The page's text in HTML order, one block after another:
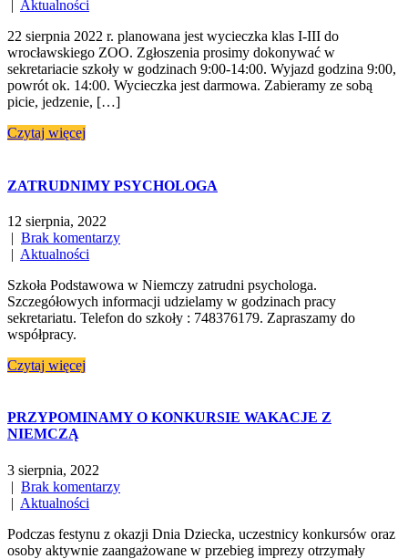
Aktualności
22 sierpnia 2022 r. planowana jest wycieczka klas I-III do
wrocławskiego ZOO. Zgłoszenia prosimy dokonywać w
sekretariacie szkoły w godzinach 9:00-14:00. Wyjazd godzina 9:00,
powrót ok. 14:00. Wycieczka jest darmowa. Zabieramy ze sobą
picie, jedzenie, […]
Czytaj więcej
ZATRUDNIMY PSYCHOLOGA
12 sierpnia, 2022
| Brak komentarzy
| Aktualności
Szkoła Podstawowa w Niemczy zatrudni psychologa.
Szczegółowych informacji udzielamy w godzinach pracy
sekretariatu. Telefon do szkoły : 748376179. Zapraszamy do
współpracy.
Czytaj więcej
PRZYPOMINAMY O KONKURSIE WAKACJE Z
NIEMCZĄ
3 sierpnia, 2022
| Brak komentarzy
| Aktualności
Podczas festynu z okazji Dnia Dziecka, uczestnicy konkursów oraz
osoby aktywnie zaangażowane w przebieg imprezy otrzymały